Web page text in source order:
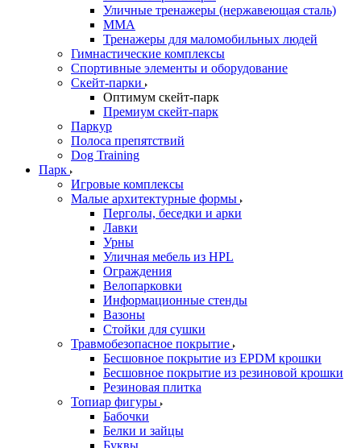
Уличные тренажеры (нержавеющая сталь)
ММА
Тренажеры для маломобильных людей
Гимнастические комплексы
Спортивные элементы и оборудование
Скейт-парки
Оптимум скейт-парк
Премиум скейт-парк
Паркур
Полоса препятствий
Dog Training
Парк
Игровые комплексы
Малые архитектурные формы
Перголы, беседки и арки
Лавки
Урны
Уличная мебель из HPL
Ограждения
Велопарковки
Информационные стенды
Вазоны
Стойки для сушки
Травмобезопасное покрытие
Бесшовное покрытие из EPDM крошки
Бесшовное покрытие из резиновой крошки
Резиновая плитка
Топиар фигуры
Бабочки
Белки и зайцы
Буквы